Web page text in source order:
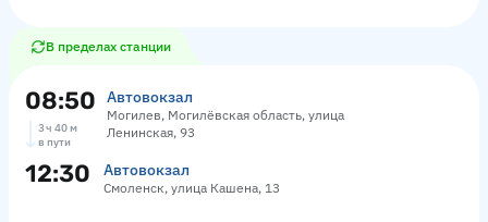
В пределах станции
08:50 Автовокзал
Могилев, Могилёвская область, улица
Ленинская, 93
3 ч 40 м
в пути
12:30 Автовокзал
Смоленск, улица Кашена, 13